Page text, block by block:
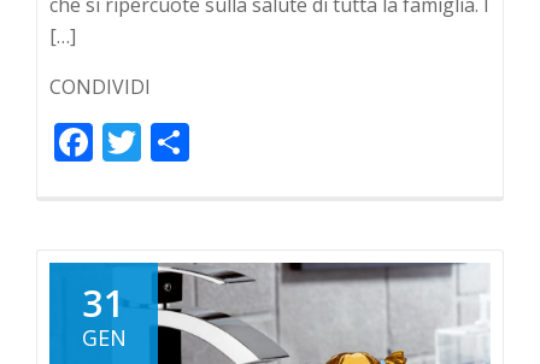
[…]
CONDIVIDI
FacebookTwitter
31
GEN